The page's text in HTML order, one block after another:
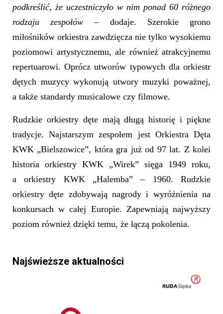
podkreślić, że uczestniczyło w nim ponad 60 różnego
rodzaju zespołów – dodaje. Szerokie grono
miłośników orkiestra zawdzięcza nie tylko wysokiemu
poziomowi artystycznemu, ale również atrakcyjnemu
repertuarowi. Oprócz utworów typowych dla orkiestr
dętych muzycy wykonują utwory muzyki poważnej,
a także standardy musicalowe czy filmowe.
Rudzkie orkiestry dęte mają długą historię i piękne
tradycje. Najstarszym zespołem jest Orkiestra Dęta
KWK „Bielszowice”, która gra już od 97 lat. Z kolei
historia orkiestry KWK „Wirek” sięga 1949 roku,
a orkiestry KWK „Halemba” – 1960. Rudzkie
orkiestry dęte zdobywają nagrody i wyróżnienia na
konkursach w całej Europie. Zapewniają najwyższy
poziom również dzięki temu, że łączą pokolenia.
Najświeższe aktualności